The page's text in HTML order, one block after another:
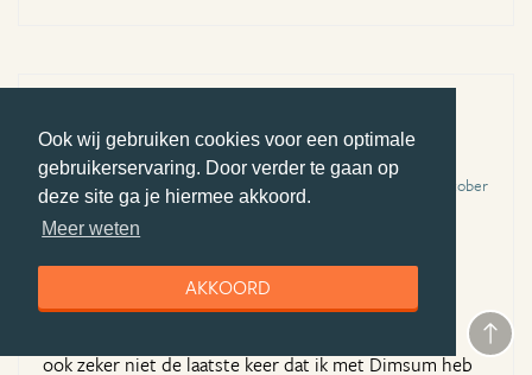
Ook wij gebruiken cookies voor een optimale
gebruikerservaring. Door verder te gaan op
deze site ga je hiermee akkoord.
Meer weten
AKKOORD
(bezocht in september 2018)
Review geschreven door Naomi Scholten-den Brinker op 10 oktober
2018
Deze korte trip was goed georganiseerd, transfers
prima op tijd en met comfortabele auto's,
accommodaties super authentiek. Communicatie
ook zeker niet de laatste keer dat ik met Dimsum heb